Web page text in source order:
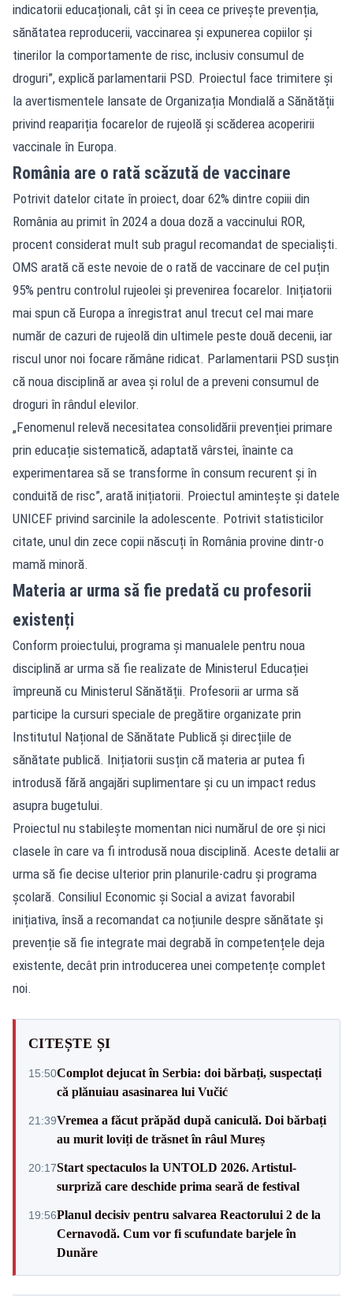
indicatorii educaționali, cât și în ceea ce privește prevenția,
sănătatea reproducerii, vaccinarea și expunerea copiilor și
tinerilor la comportamente de risc, inclusiv consumul de
droguri”, explică parlamentarii PSD. Proiectul face trimitere și
la avertismentele lansate de Organizația Mondială a Sănătății
privind reapariția focarelor de rujeolă și scăderea acoperirii
vaccinale în Europa.
România are o rată scăzută de vaccinare
Potrivit datelor citate în proiect, doar 62% dintre copiii din
România au primit în 2024 a doua doză a vaccinului ROR,
procent considerat mult sub pragul recomandat de specialiști.
OMS arată că este nevoie de o rată de vaccinare de cel puțin
95% pentru controlul rujeolei și prevenirea focarelor. Inițiatorii
mai spun că Europa a înregistrat anul trecut cel mai mare
număr de cazuri de rujeolă din ultimele peste două decenii, iar
riscul unor noi focare rămâne ridicat. Parlamentarii PSD susțin
că noua disciplină ar avea și rolul de a preveni consumul de
droguri în rândul elevilor.
„Fenomenul relevă necesitatea consolidării prevenției primare
prin educație sistematică, adaptată vârstei, înainte ca
experimentarea să se transforme în consum recurent și în
conduită de risc”, arată inițiatorii. Proiectul amintește și datele
UNICEF privind sarcinile la adolescente. Potrivit statisticilor
citate, unul din zece copii născuți în România provine dintr-o
mamă minoră.
Materia ar urma să fie predată cu profesorii
existenți
Conform proiectului, programa și manualele pentru noua
disciplină ar urma să fie realizate de Ministerul Educației
împreună cu Ministerul Sănătății. Profesorii ar urma să
participe la cursuri speciale de pregătire organizate prin
Institutul Național de Sănătate Publică și direcțiile de
sănătate publică. Inițiatorii susțin că materia ar putea fi
introdusă fără angajări suplimentare și cu un impact redus
asupra bugetului.
Proiectul nu stabilește momentan nici numărul de ore și nici
clasele în care va fi introdusă noua disciplină. Aceste detalii ar
urma să fie decise ulterior prin planurile-cadru și programa
școlară. Consiliul Economic și Social a avizat favorabil
inițiativa, însă a recomandat ca noțiunile despre sănătate și
prevenție să fie integrate mai degrabă în competențele deja
existente, decât prin introducerea unei competențe complet
noi.
CITEȘTE ȘI
15:50Complot dejucat în Serbia: doi bărbați, suspectați
că plănuiau asasinarea lui Vučić
21:39Vremea a făcut prăpăd după caniculă. Doi bărbați
au murit loviți de trăsnet în râul Mureș
20:17Start spectaculos la UNTOLD 2026. Artistul-
surpriză care deschide prima seară de festival
19:56Planul decisiv pentru salvarea Reactorului 2 de la
Cernavodă. Cum vor fi scufundate barjele în
Dunăre